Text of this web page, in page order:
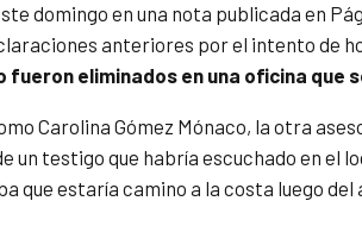
domingo en una nota publicada en
anteriores por el intento de
fueron eliminados en una oficina que
Carolina Gómez Mónaco, la otra
un testigo que habría escuchado en el
que estaría camino a la costa luego del